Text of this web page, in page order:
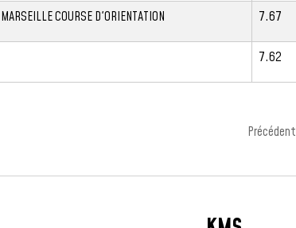
MARSEILLE COURSE D'ORIENTATION 7.67
7.62
Précédent